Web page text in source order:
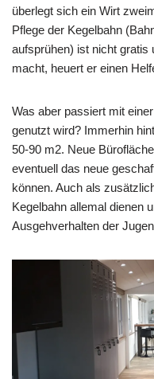
überlegt sich ein Wirt
Pflege der Kegelbahn
aufsprühen) ist nicht gratis
macht, heuert er einen
Was aber passiert mit
genutzt wird? Immerhin
50-90 m2. Neue
eventuell das neue
können. Auch als
Kegelbahn allemal dienen
Ausgehverhalten der